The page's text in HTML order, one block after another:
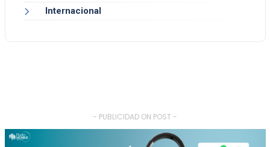
Internacional
- PUBLICIDAD ON POST -